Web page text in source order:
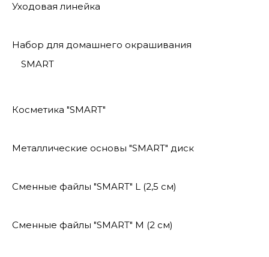
Уходовая линейка
Набор для домашнего окрашивания
SMART
Косметика "SMART"
Металлические основы "SMART" диск
Сменные файлы "SMART" L (2,5 см)
Сменные файлы "SMART" M (2 см)